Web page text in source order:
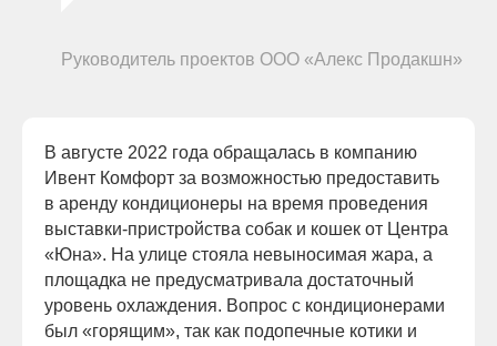
Руководитель проектов ООО «Алекс Продакшн»
В августе 2022 года обращалась в компанию
Ивент Комфорт за возможностью предоставить
в аренду кондиционеры на время проведения
выставки-пристройства собак и кошек от Центра
«Юна». На улице стояла невыносимая жара, а
площадка не предусматривала достаточный
уровень охлаждения. Вопрос с кондиционерами
был «горящим», так как подопечные котики и
КОНФЕРЕНЦИИ
ШАТРЫ
ИВЕНТ КОМФОРТ
О КОМПАНИИ
УСЛУГИ
ПРОЕКТЫ
АРЕНДА ОБОРУДОВАНИЯ
КОНДИЦИОНЕРЫ
ТЕПЛОВОЕ
ОБОРУДОВАНИЕ
ВЕНТИЛЯЦИОННОЕ
ОБОРУДОВАНИЕ
НАПОЛЬНЫЕ